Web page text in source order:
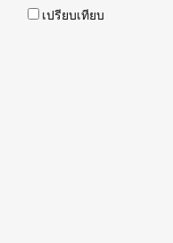
น้ำมันดีเยี่ยม ทนการสึกหรอ
เปรียบเทียบ